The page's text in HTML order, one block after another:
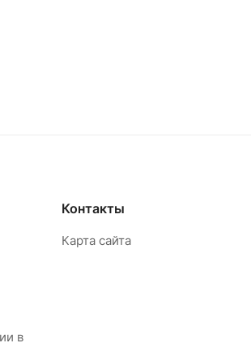
в
Контакты
Карта сайта